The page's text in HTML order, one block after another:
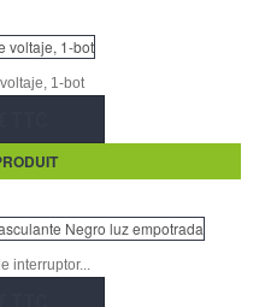
1-bot
interruptor...